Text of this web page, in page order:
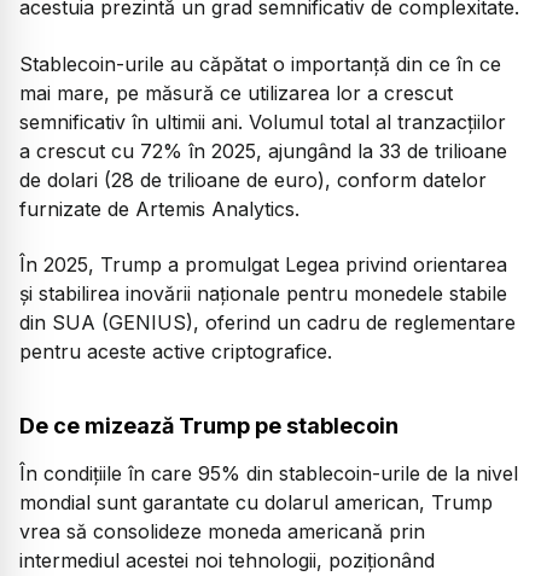
acestuia prezintă un grad semnificativ de complexitate.
Stablecoin-urile au căpătat o importanță din ce în ce
mai mare, pe măsură ce utilizarea lor a crescut
semnificativ în ultimii ani. Volumul total al tranzacțiilor
a crescut cu 72% în 2025, ajungând la 33 de trilioane
de dolari (28 de trilioane de euro), conform datelor
furnizate de Artemis Analytics.
În 2025, Trump a promulgat Legea privind orientarea
și stabilirea inovării naționale pentru monedele stabile
din SUA (GENIUS), oferind un cadru de reglementare
pentru aceste active criptografice.
De ce mizează Trump pe stablecoin
În condițiile în care 95% din stablecoin-urile de la nivel
mondial sunt garantate cu dolarul american, Trump
vrea să consolideze moneda americană prin
intermediul acestei noi tehnologii, poziționând